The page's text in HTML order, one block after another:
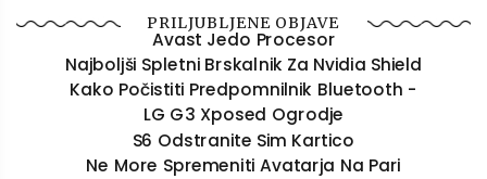
PRILJUBLJENE OBJAVE
Avast Jedo Procesor
Najboljši Spletni Brskalnik Za Nvidia Shield
Kako Počistiti Predpomnilnik Bluetooth -
LG G3 Xposed Ogrodje
S6 Odstranite Sim Kartico
Ne More Spremeniti Avatarja Na Pari